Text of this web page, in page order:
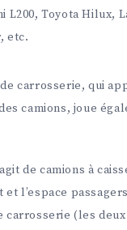
L200, Toyota Hilux,
etc.
carrosserie, qui
camions, joue
de camions à
et l’espace
carrosserie (les